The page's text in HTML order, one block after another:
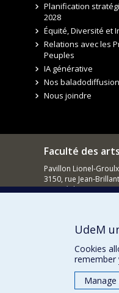
Planification
2028
Équité, Diversité et
Relations avec les
Peuples
IA générative
Nos
Nous joindre
Faculté des
Pavillon Lionel-Groulx
3150, rue Jean-Brillant
Montréal QC
UdeM
Cookies
remember